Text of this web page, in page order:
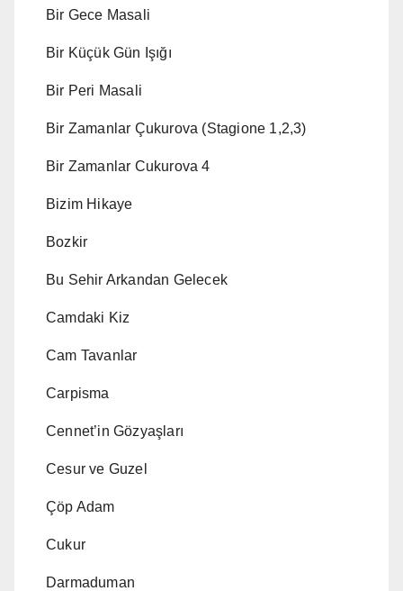
Bir Gece Masali
Bir Küçük Gün Işığı
Bir Peri Masali
Bir Zamanlar Çukurova (Stagione 1,2,3)
Bir Zamanlar Cukurova 4
Bizim Hikaye
Bozkir
Bu Sehir Arkandan Gelecek
Camdaki Kiz
Cam Tavanlar
Carpisma
Cennet’in Gözyaşları
Cesur ve Guzel
Çöp Adam
Cukur
Darmaduman